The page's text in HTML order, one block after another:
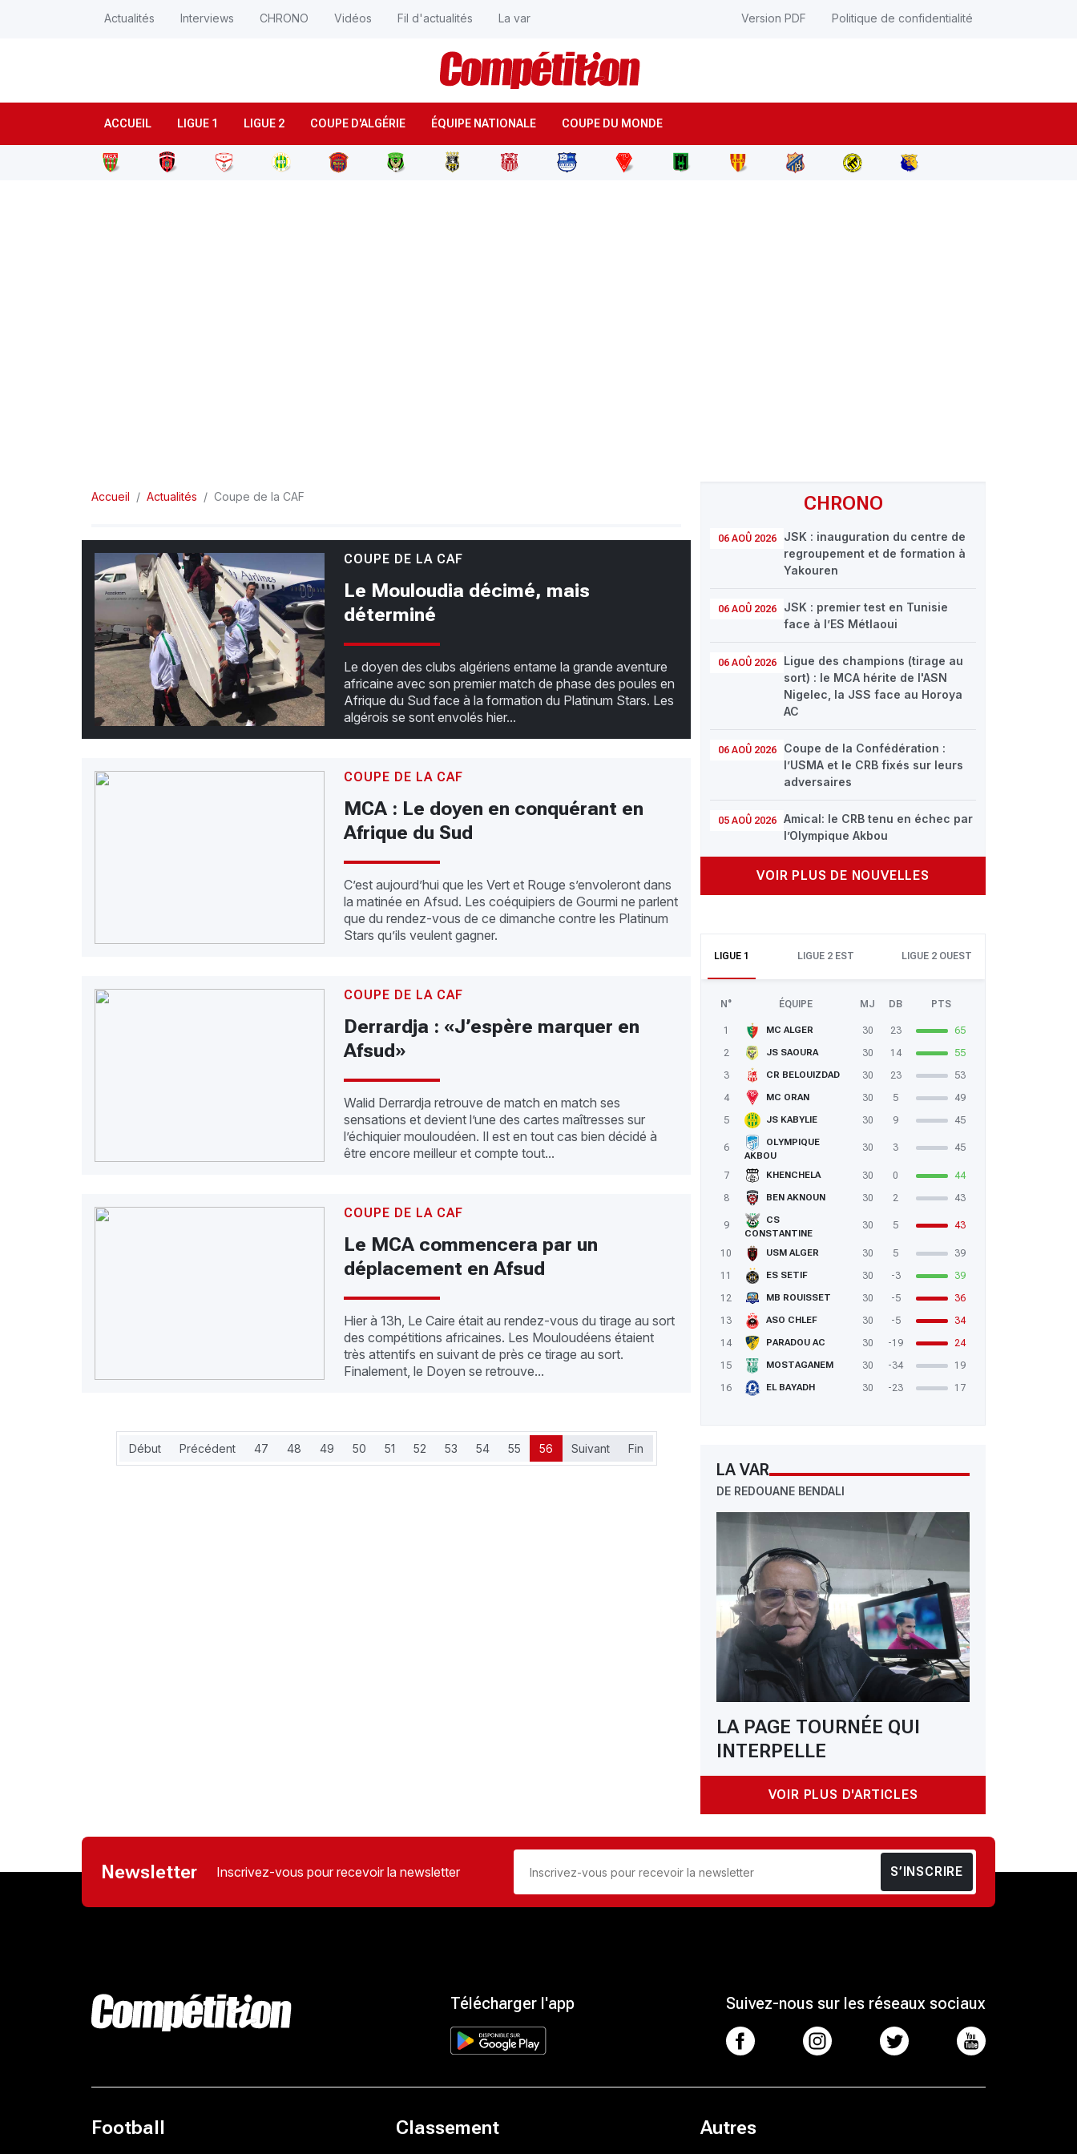
ACCUEIL LIGUE 1 LIGUE 2 COUPE D'ALGÉRIE ÉQUIPE NATIONALE COUPE DU MONDE
Actualités Interviews CHRONO Vidéos Fil d'actualités La var Version PDF Politique de confidentialité
CHRONO
06 AOÛ 2026
JSK : inauguration du centre de
regroupement et de formation à
Yakouren
06 AOÛ 2026
JSK : premier test en Tunisie
face à l’ES Métlaoui
06 AOÛ 2026
Ligue des champions (tirage au
sort) : le MCA hérite de l'ASN
Nigelec, la JSS face au Horoya
AC
06 AOÛ 2026
Coupe de la Confédération :
l’USMA et le CRB fixés sur leurs
adversaires
05 AOÛ 2026
Amical: le CRB tenu en échec par
l’Olympique Akbou
VOIR PLUS DE NOUVELLES
LIGUE 1 LIGUE 2 EST LIGUE 2 OUEST
N° ÉQUIPE MJ DB PTS
1 MC ALGER 30 23
65
2
JS SAOURA 30 14
55
3
CR BELOUIZDAD 30 23
53
4
MC ORAN 30 5
49
5
JS KABYLIE 30 9 45
6
OLYMPIQUE
AKBOU
30 3 45
7 KHENCHELA 30 0
44
8
BEN AKNOUN 30 2 43
9
CS
CONSTANTINE
30 5 43
10 USM ALGER 30 5
39
11
ES SETIF 30 -3
39
12
MB ROUISSET 30 -5
36
13
ASO CHLEF 30 -5
34
14
PARADOU AC 30 -19
24
15
MOSTAGANEM 30 -34
19
16
EL BAYADH 30 -23 17
LA VAR
DE REDOUANE BENDALI
LA PAGE TOURNÉE QUI
INTERPELLE
VOIR PLUS D'ARTICLES
Accueil Actualités Coupe de la CAF
COUPE DE LA CAF
Le Mouloudia décimé, mais
déterminé
Le doyen des clubs algériens entame la grande aventure
africaine avec son premier match de phase des poules en
Afrique du Sud face à la formation du Platinum Stars. Les
algérois se sont envolés hier...
COUPE DE LA CAF
MCA : Le doyen en conquérant en
Afrique du Sud
C’est aujourd’hui que les Vert et Rouge s’envoleront dans
la matinée en Afsud. Les coéquipiers de Gourmi ne parlent
que du rendez-vous de ce dimanche contre les Platinum
Stars qu’ils veulent gagner.
COUPE DE LA CAF
Derrardja : «J’espère marquer en
Afsud»
Walid Derrardja retrouve de match en match ses
sensations et devient l’une des cartes maîtresses sur
l’échiquier mouloudéen. Il est en tout cas bien décidé à
être encore meilleur et compte tout...
COUPE DE LA CAF
Le MCA commencera par un
déplacement en Afsud
Hier à 13h, Le Caire était au rendez-vous du tirage au sort
des compétitions africaines. Les Mouloudéens étaient
très attentifs en suivant de près ce tirage au sort.
Finalement, le Doyen se retrouve...
Début Précédent 47 48 49 50 51 52 53 54 55 56 Suivant Fin
Newsletter Inscrivez-vous pour recevoir la newsletter S’INSCRIRE
Télécharger l'app Suivez-nous sur les réseaux sociaux
Football Classement Autres